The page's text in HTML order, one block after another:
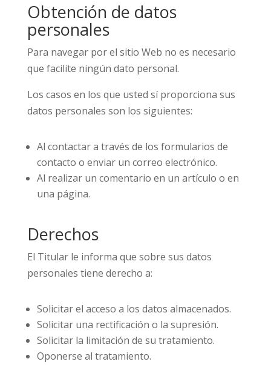
Obtención de datos
personales
Para navegar por el sitio Web no es necesario
que facilite ningún dato personal.
Los casos en los que usted sí proporciona sus
datos personales son los siguientes:
Al contactar a través de los formularios de
contacto o enviar un correo electrónico.
Al realizar un comentario en un artículo o en
una página.
Derechos
El Titular le informa que sobre sus datos
personales tiene derecho a:
Solicitar el acceso a los datos almacenados.
Solicitar una rectificación o la supresión.
Solicitar la limitación de su tratamiento.
Oponerse al tratamiento.